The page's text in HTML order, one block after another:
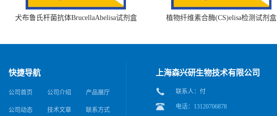
犬布鲁氏杆菌抗体BrucellaAbelisa试剂盒 植物纤维素合酶(CS)elisa检测试剂盒
快捷导航
公司首页 公司介绍 产品展厅
公司动态 技术文章 联系方式
上海森兴研生物技术有限公司
联系人：付
电话：13120706878